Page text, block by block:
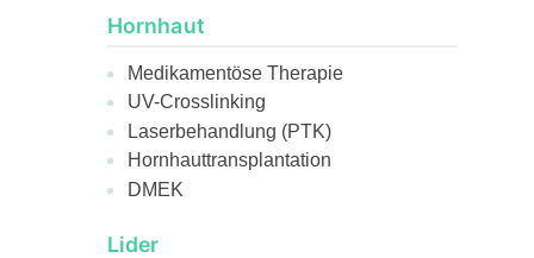
Hornhaut
Medikamentöse Therapie
UV-Crosslinking
Laserbehandlung (PTK)
Hornhauttransplantation
DMEK
Lider